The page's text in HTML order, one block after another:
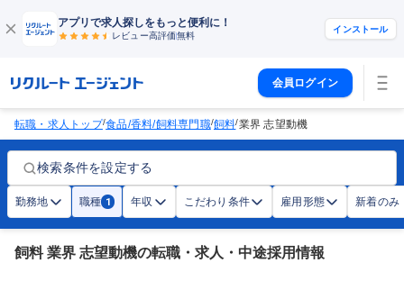
アプリで求人探しをもっと便利に！
レビュー高評価無料
インストール
会員ログイン
転職・求人トップ/食品/香料/飼料専門職/飼料/業界 志望動機
検索条件を設定する
勤務地 職種 1 年収 こだわり条件 雇用形態 新着のみ
飼料 業界 志望動機の転職・求人・中途採用情報